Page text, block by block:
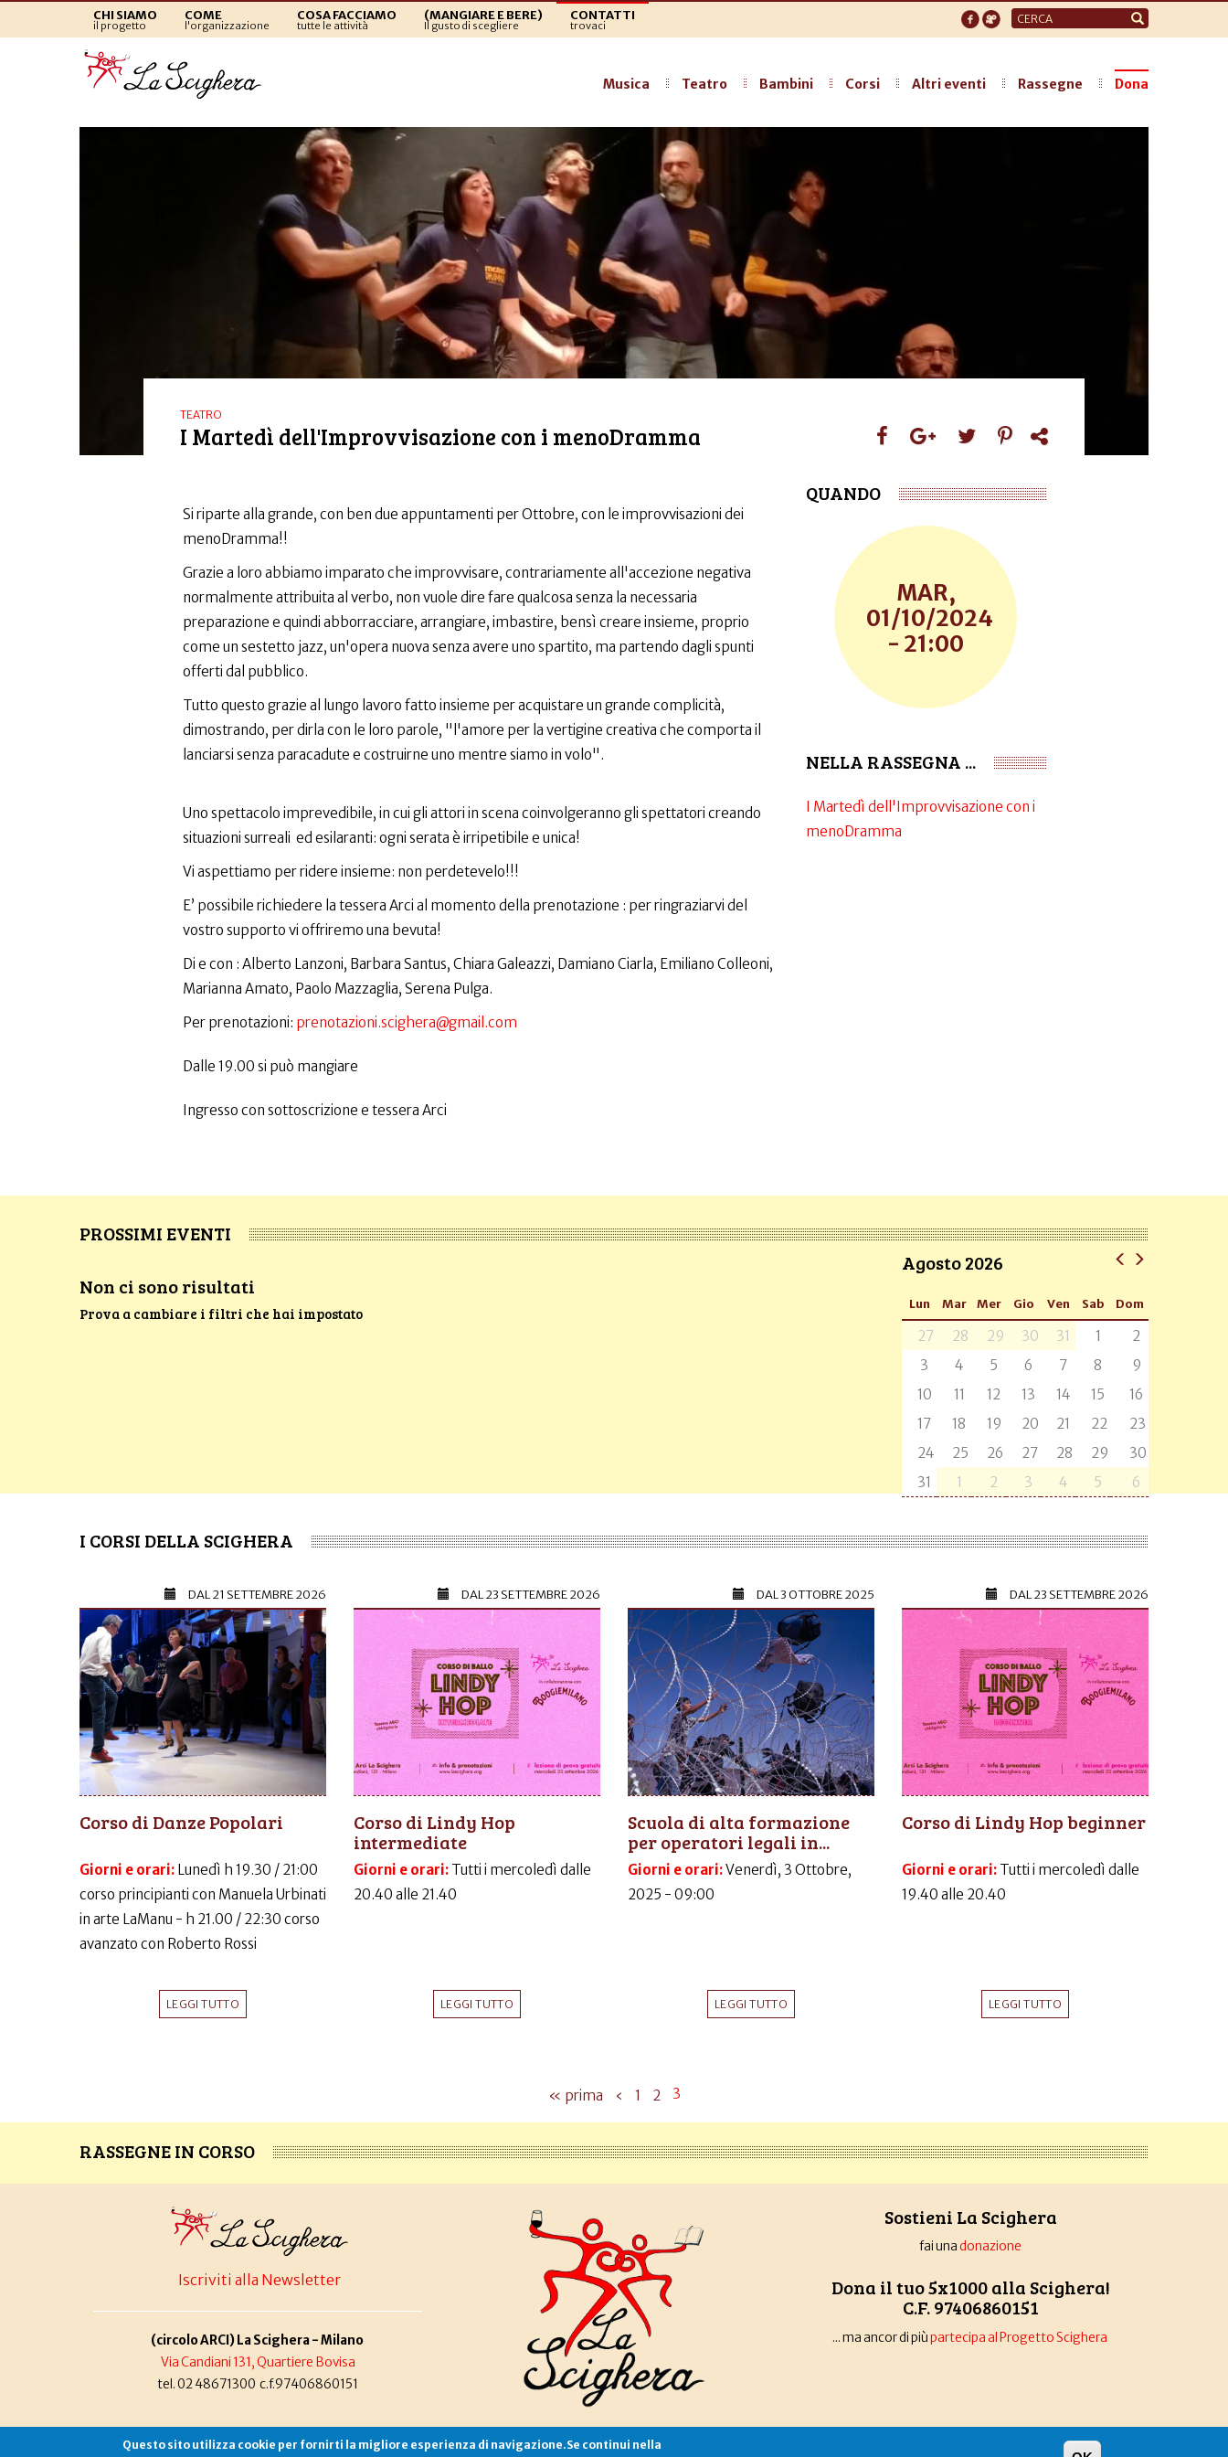
CHI SIAMO
il progetto
COME
l'organizzazione
COSA FACCIAMO
tutte le attività
(MANGIARE E BERE)
Il gusto di scegliere
CONTATTI
trovaci
Form
di
Musica Teatro Bambini Corsi Altri eventi Rassegne Dona
TEATRO
I Martedì dell'Improvvisazione con i menoDramma
Si riparte alla grande, con ben due appuntamenti per Ottobre, con le improvvisazioni dei
menoDramma!!
Grazie a loro abbiamo imparato che improvvisare, contrariamente all'accezione negativa
normalmente attribuita al verbo, non vuole dire fare qualcosa senza la necessaria
preparazione e quindi abborracciare, arrangiare, imbastire, bensì creare insieme, proprio
come un sestetto jazz, un'opera nuova senza avere uno spartito, ma partendo dagli spunti
offerti dal pubblico.
Tutto questo grazie al lungo lavoro fatto insieme per acquistare un grande complicità,
dimostrando, per dirla con le loro parole, "l'amore per la vertigine creativa che comporta il
lanciarsi senza paracadute e costruirne uno mentre siamo in volo".
Uno spettacolo imprevedibile, in cui gli attori in scena coinvolgeranno gli spettatori creando
situazioni surreali ed esilaranti: ogni serata è irripetibile e unica!
Vi aspettiamo per ridere insieme: non perdetevelo!!!
E’ possibile richiedere la tessera Arci al momento della prenotazione : per ringraziarvi del
vostro supporto vi offriremo una bevuta!
Di e con : Alberto Lanzoni, Barbara Santus, Chiara Galeazzi, Damiano Ciarla, Emiliano Colleoni,
Marianna Amato, Paolo Mazzaglia, Serena Pulga.
Per prenotazioni: prenotazioni.scighera@gmail.com
Dalle 19.00 si può mangiare
Ingresso con sottoscrizione e tessera Arci
QUANDO
MAR,
01/10/2024
- 21:00
NELLA RASSEGNA ...
I Martedì dell'Improvvisazione con i
menoDramma
PROSSIMI EVENTI
Non ci sono risultati
Prova a cambiare i filtri che hai impostato
Agosto 2026
Lun Mar Mer Gio Ven Sab Dom
27 28 29 30 31 1
2
3
4 5 6 7 8
9
10
11 12 13 14 15
16
17
18 19 20 21 22
23
24
25 26 27 28 29
30
31
1 2 3 4 5 6
I CORSI DELLA SCIGHERA
DAL21 SETTEMBRE 2026
Corso di Danze Popolari
Giorni e orari: Lunedì h 19.30 / 21:00
corso principianti con Manuela Urbinati
in arte LaManu - h 21.00 / 22:30 corso
avanzato con Roberto Rossi
LEGGI TUTTO
DAL23 SETTEMBRE 2026
Corso di Lindy Hop
intermediate
Giorni e orari: Tutti i mercoledì dalle
20.40 alle 21.40
LEGGI TUTTO
DAL3 OTTOBRE 2025
Scuola di alta formazione
per operatori legali in...
Giorni e orari:Venerdì, 3 Ottobre,
2025 - 09:00
LEGGI TUTTO
DAL23 SETTEMBRE 2026
Corso di Lindy Hop beginner
Giorni e orari: Tutti i mercoledì dalle
19.40 alle 20.40
LEGGI TUTTO
« prima ‹ 1 2 3
RASSEGNE IN CORSO
Iscriviti alla Newsletter
(circolo ARCI) La Scighera - Milano
Via Candiani 131, Quartiere Bovisa
tel. 02 48671300 c.f.97406860151
Sostieni La Scighera
fai unadonazione
Dona il tuo 5x1000 alla Scighera!
C.F. 97406860151
... ma ancor di piùpartecipa al Progetto Scighera
Associazione La Scigheracopyleft |cookies
Questo sito utilizza cookie per fornirti la migliore esperienza di navigazione.Se continui nella